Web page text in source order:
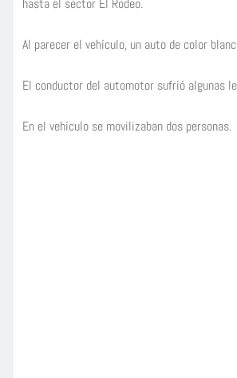
hasta el sector El Rodeo.
Al parecer el vehículo, un auto de color
El conductor del automotor sufrió algunas
En el vehículo se movilizaban dos personas.